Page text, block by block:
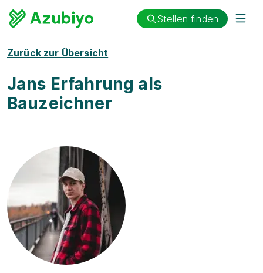
Stellen finden
Zurück zur Übersicht
Jans Erfahrung als
Bauzeichner